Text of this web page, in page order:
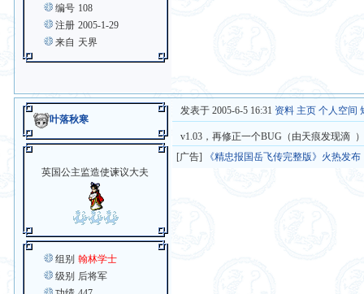
编号 108
注册 2005-1-29
来自 天界
叶落秋寒
英国公主监造使谏议大夫
组别 翰林学士
级别 后将军
发表于 2005-6-5 16:31 资料 主页 个人空间
v1.03，再修正一个BUG（由天痕发现滴
[广告]
《精忠报国岳飞传完整版》火热发布